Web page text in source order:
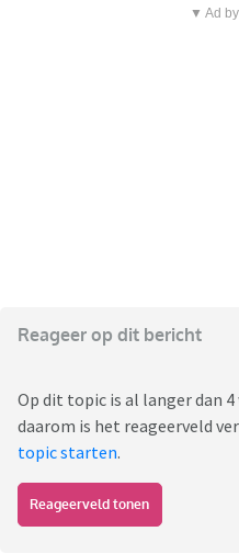
▼ Ad
Reageer op dit bericht
Op dit topic is al langer dan
daarom is het reageerveld
topic starten.
Reageerveld tonen